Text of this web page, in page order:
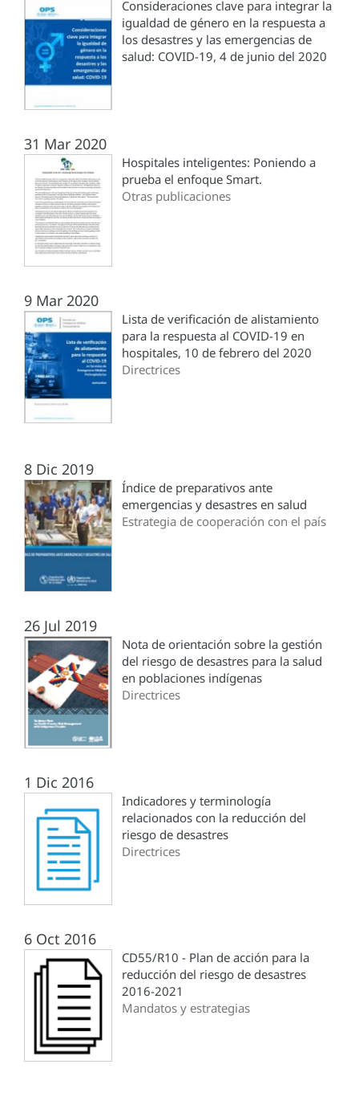
Consideraciones clave para integrar la
igualdad de género en la respuesta a
los desastres y las emergencias de
salud: COVID-19, 4 de junio del 2020
31 Mar 2020
Hospitales inteligentes: Poniendo a
prueba el enfoque Smart.
Otras publicaciones
9 Mar 2020
Lista de verificación de alistamiento
para la respuesta al COVID-19 en
hospitales, 10 de febrero del 2020
Directrices
8 Dic 2019
Índice de preparativos ante
emergencias y desastres en salud
Estrategia de cooperación con el país
26 Jul 2019
Nota de orientación sobre la gestión
del riesgo de desastres para la salud
en poblaciones indígenas
Directrices
1 Dic 2016
Indicadores y terminología
relacionados con la reducción del
riesgo de desastres
Directrices
6 Oct 2016
CD55/R10 - Plan de acción para la
reducción del riesgo de desastres
2016-2021
Mandatos y estrategias